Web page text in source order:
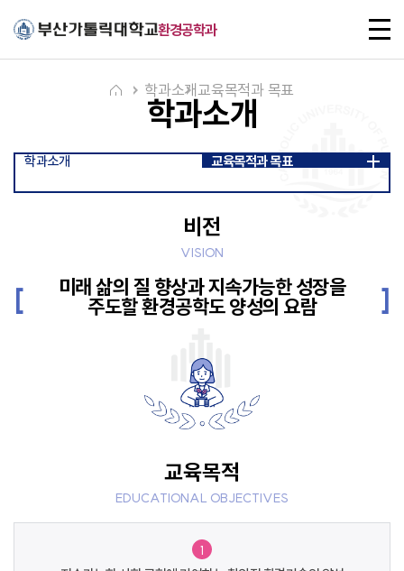
환경공학과
전
체
메
학과소개
학과소개교육목적과 목표
학과소개 교육목적과 목표
비전
VISION
미래 삶의 질 향상과 지속가능한 성장을
주도할 환경공학도 양성의 요람
교육목적
EDUCATIONAL OBJECTIVES
1